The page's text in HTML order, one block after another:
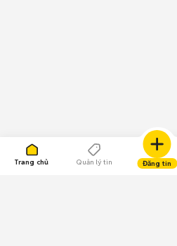
Trang chủ Quản lý tin Đăng tin